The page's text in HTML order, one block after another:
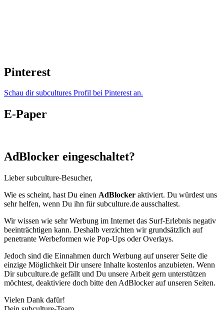
Pinterest
Schau dir subcultures Profil bei Pinterest an.
E-Paper
AdBlocker eingeschaltet?
Lieber subculture-Besucher,
Wie es scheint, hast Du einen AdBlocker aktiviert. Du würdest uns
sehr helfen, wenn Du ihn für subculture.de ausschaltest.
Wir wissen wie sehr Werbung im Internet das Surf-Erlebnis negativ
beeinträchtigen kann. Deshalb verzichten wir grundsätzlich auf
penetrante Werbeformen wie Pop-Ups oder Overlays.
Jedoch sind die Einnahmen durch Werbung auf unserer Seite die
einzige Möglichkeit Dir unsere Inhalte kostenlos anzubieten. Wenn
Dir subculture.de gefällt und Du unsere Arbeit gern unterstützen
möchtest, deaktiviere doch bitte den AdBlocker auf unseren Seiten.
Vielen Dank dafür!